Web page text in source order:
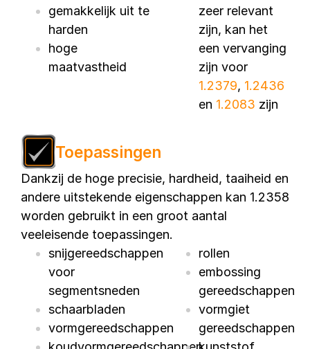
gemakkelijk uit te
harden
hoge
maatvastheid
zeer relevant
zijn, kan het
een vervanging
zijn voor
1.2379, 1.2436
en 1.2083 zijn
Toepassingen
Dankzij de hoge precisie, hardheid, taaiheid en
andere uitstekende eigenschappen kan 1.2358
worden gebruikt in een groot aantal
veeleisende toepassingen.
snijgereedschappen
voor
segmentsneden
schaarbladen
vormgereedschappen
rollen
embossing
gereedschappen
vormgiet
gereedschappen